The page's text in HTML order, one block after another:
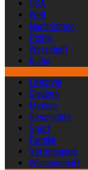
USA
Welt
Nachrichten
Politik
Wirtschaft
Kultur
Lifestyle
Glauben
Medien
Geschichte
Sport
Familie
Verteidigung
Wissenschaft